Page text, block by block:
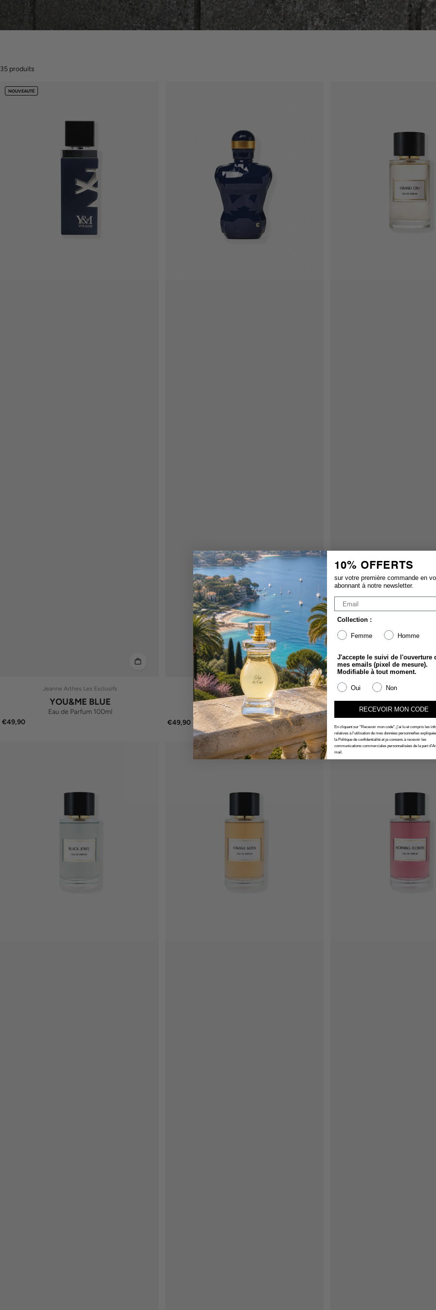
35 produits
NOUVEAUTÉ
Jeanne Arthes Les Exclusifs
YOU&ME BLUE
Eau de Parfum 100ml
€49,90
Jeanne Arthes Les Exclusifs
Cassius
Eau de Parfum 100ml
€49,90
Jeanne Arthes -
Grand Cru
Eau de Parfum
10% OFFERTS
sur votre première commande en
abonnant à notre newsletter.
Collection :
Femme Homme
J'accepte le suivi de l'ouverture
mes emails (pixel de mesure).
Modifiable à tout moment.
Oui Non
RECEVOIR MON CODE
En cliquant sur "Recevoir mon code", j'ai lu et compris les
relatives à l'utilisation de mes données personnelles
la Politique de confidentialité et je consens à recevoir les
communications commerciales personnalisées de la part
mail.